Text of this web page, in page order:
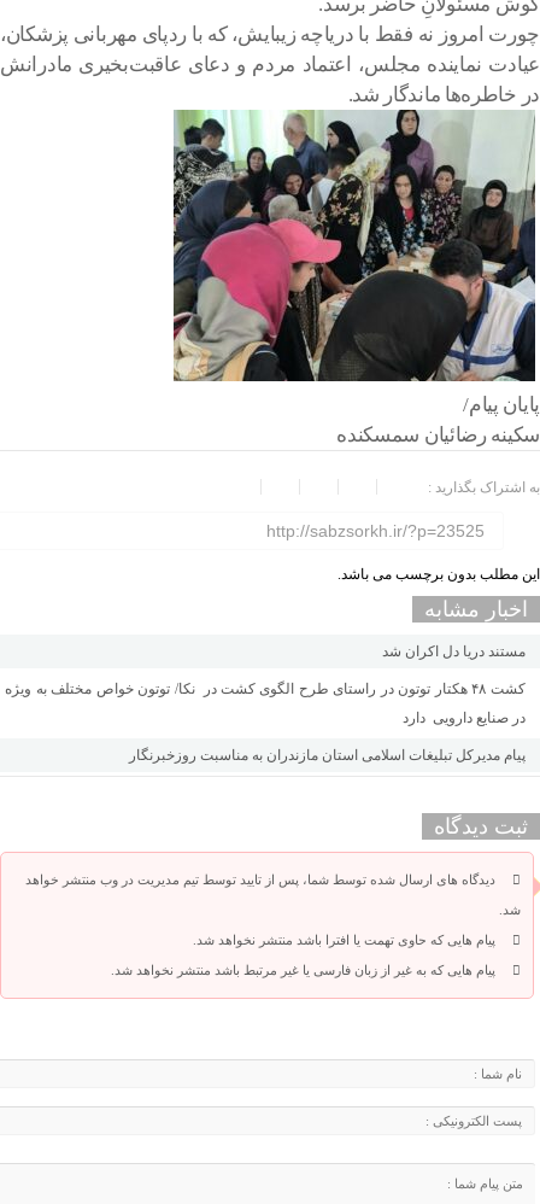
چورت امروز نه فقط با دریاچه زیبایش، که با ردپای مهربانی پزشکان،
عیادت نماینده مجلس، اعتماد مردم و دعای عاقبت‌بخیری مادرانش
در خاطره‌ها ماندگار شد.
پایان پیام/
سکینه رضائیان سمسکنده
به اشتراک بگذارید :
http://sabzsorkh.ir/?p=23525
این مطلب بدون برچسب می باشد.
اخبار مشابه
مستند دریا دل اکران شد
کشت ۴۸ هکتار توتون در راستای طرح الگوی کشت در نکا/ توتون خواص مختلف به ویژه
در صنایع دارویی دارد
پیام مدیرکل تبلیغات اسلامی استان مازندران به مناسبت روزخبرنگار
ثبت دیدگاه
دیدگاه های ارسال شده توسط شما، پس از تایید توسط تیم مدیریت در وب منتشر خواهد
شد.
پیام هایی که حاوی تهمت یا افترا باشد منتشر نخواهد شد.
پیام هایی که به غیر از زبان فارسی یا غیر مرتبط باشد منتشر نخواهد شد.